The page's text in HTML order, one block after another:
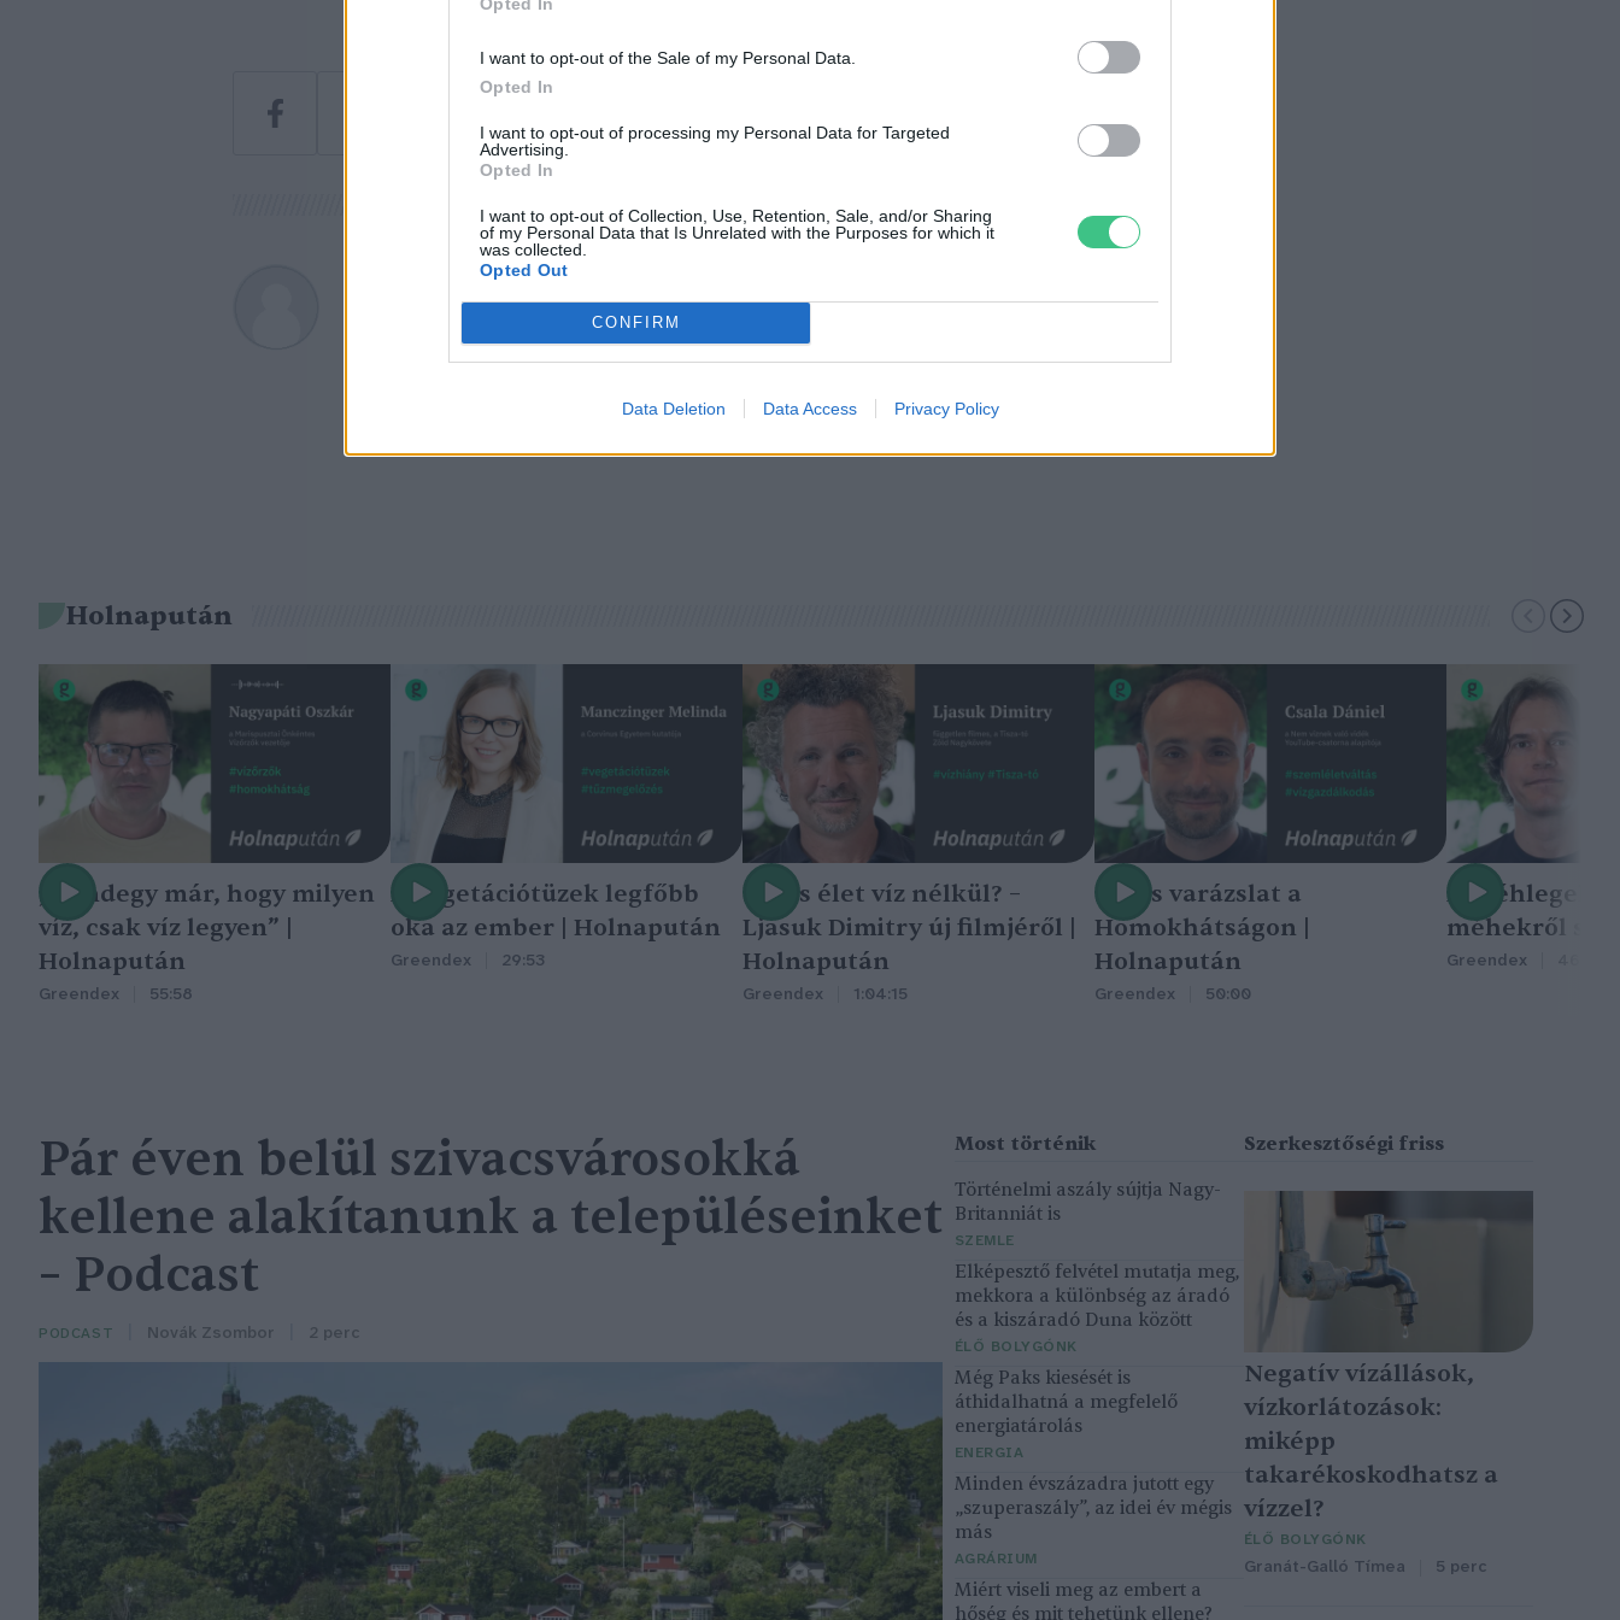
I want to opt-out of the Sale of my Personal Data.
Opted In
I want to opt-out of processing my Personal Data for Targeted
Advertising.
Opted In
I want to opt-out of Collection, Use, Retention, Sale, and/or Sharing
of my Personal Data that Is Unrelated with the Purposes for which it
was collected.
Opted Out
CONFIRM
Data Deletion Data Access Privacy Policy
Greendex
Holnapután
„Mindegy már, hogy milyen
víz, csak víz legyen” |
Holnapután
Greendex 55:58
A vegetációtüzek legfőbb
oka az ember | Holnapután
Greendex 29:53
Nincs élet víz nélkül? –
Ljasuk Dimitry új filmjéről |
Holnapután
Greendex 1:04:15
Nincs varázslat a
Homokhátságon |
Holnapután
Greendex 50:00
A méhlegelő
méhekről
Greendex
Pár éven belül szivacsvárosokká
kellene alakítanunk a településeinket
– Podcast
PODCAST Novák Zsombor 2 perc
Történelmi aszály sújtja Nagy-
Britanniát is
SZEMLE
Elképesztő felvétel mutatja meg,
mekkora a különbség az áradó
és a kiszáradó Duna között
ÉLŐ BOLYGÓNK
Még Paks kiesését is
áthidalhatná a megfelelő
energiatárolás
ENERGIA
Minden évszázadra jutott egy
„szuperaszály”, az idei év mégis
más
AGRÁRIUM
Miért viseli meg az embert a
hőség és mit tehetünk ellene?
Negatív vízállások,
vízkorlátozások:
miképp
takarékoskodhatsz a
vízzel?
ÉLŐ BOLYGÓNK
Granát-Galló Tímea 5 perc